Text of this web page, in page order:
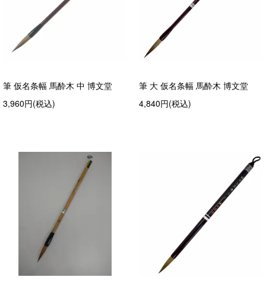
筆 仮名条幅 馬酔木 中 博文堂
3,960円(税込)
筆 大 仮名条幅 馬酔木 博文堂
4,840円(税込)